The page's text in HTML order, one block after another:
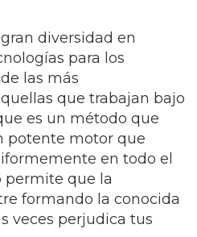
diversidad en
para los
las más
que trabajan bajo
es un método que
potente motor que
en todo el
que la
formando la conocida
veces perjudica tus